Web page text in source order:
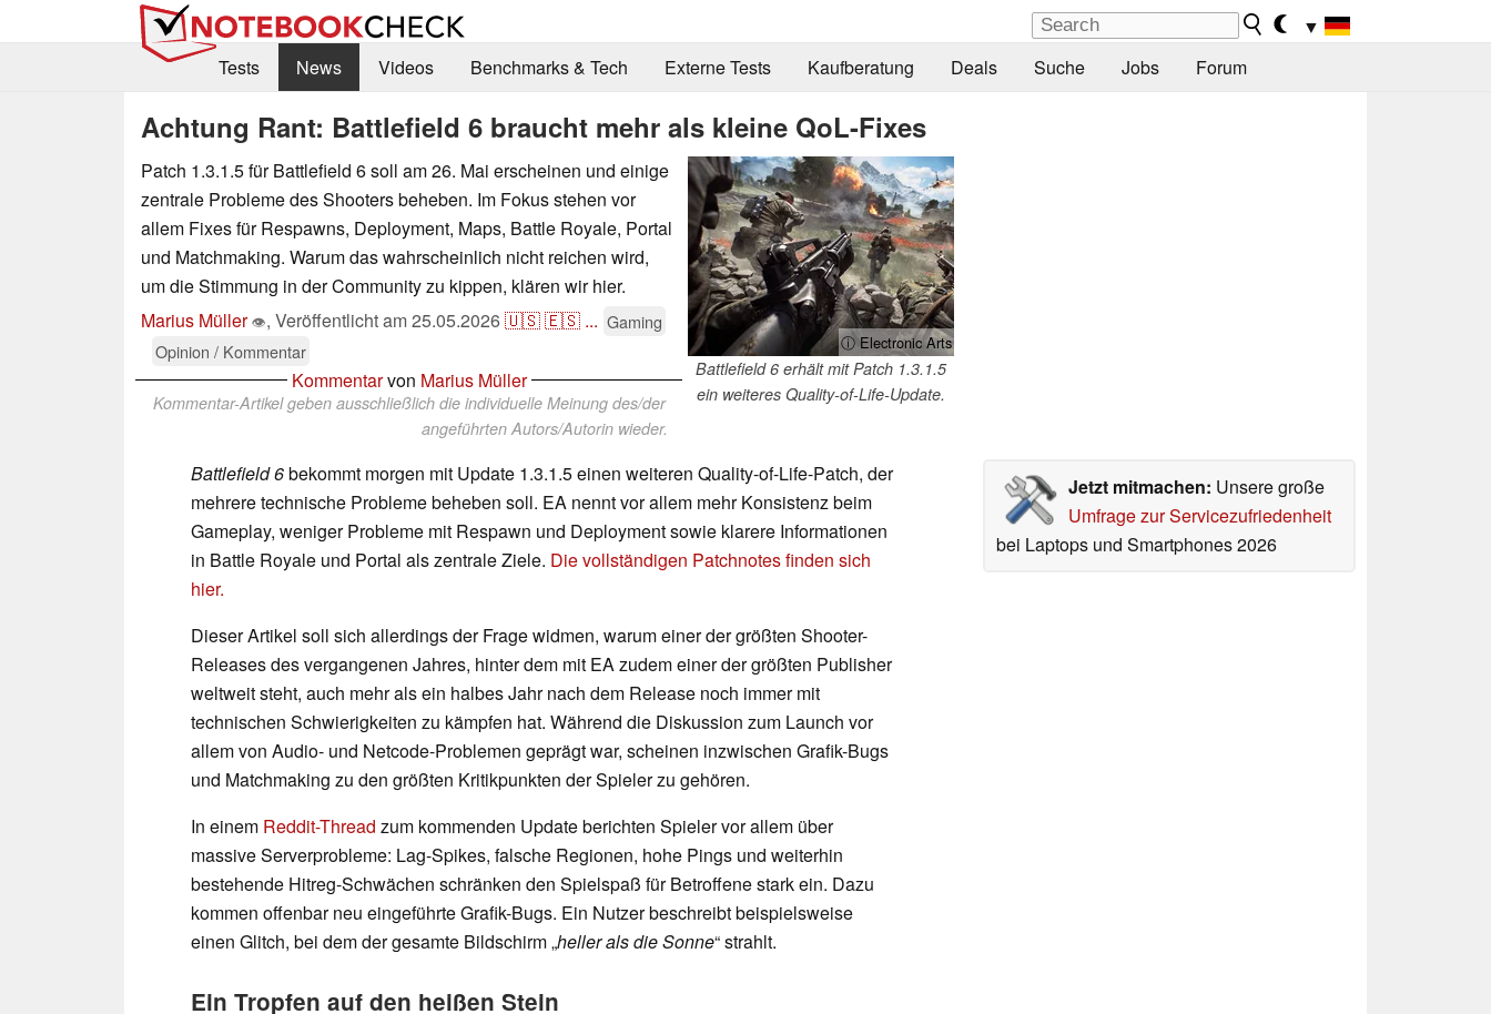
▼
Tests
News Videos Benchmarks & Tech Externe Tests Kaufberatung Deals Suche Jobs Forum
Achtung Rant: Battlefield 6 braucht mehr als kleine QoL-Fixes
ⓘ Electronic Arts
Battlefield 6 erhält mit Patch 1.3.1.5
ein weiteres Quality-of-Life-Update.
Patch 1.3.1.5 für Battlefield 6 soll am 26. Mai erscheinen und einige
zentrale Probleme des Shooters beheben. Im Fokus stehen vor
allem Fixes für Respawns, Deployment, Maps, Battle Royale, Portal
und Matchmaking. Warum das wahrscheinlich nicht reichen wird,
um die Stimmung in der Community zu kippen, klären wir hier.
Marius Müller 👁, Veröffentlicht am25.05.2026🇺🇸🇪🇸 ... Gaming
Opinion / Kommentar
Kommentarvon Marius Müller
Kommentar-Artikel geben ausschließlich die individuelle Meinung des/der
angeführten Autors/Autorin wieder.
Jetzt mitmachen: Unsere große
Umfrage zur Servicezufriedenheit
bei Laptops und Smartphones 2026
Battlefield 6bekommt morgen mit Update 1.3.1.5 einen weiteren Quality-of-Life-Patch, der
mehrere technische Probleme beheben soll. EA nennt vor allem mehr Konsistenz beim
Gameplay, weniger Probleme mit Respawn und Deployment sowie klarere Informationen
in Battle Royale und Portal als zentrale Ziele. Die vollständigen Patchnotes finden sich
hier.
Dieser Artikel soll sich allerdings der Frage widmen, warum einer der größten Shooter-
Releases des vergangenen Jahres, hinter dem mit EA zudem einer der größten Publisher
weltweit steht, auch mehr als ein halbes Jahr nach dem Release noch immer mit
technischen Schwierigkeiten zu kämpfen hat. Während die Diskussion zum Launch vor
allem von Audio- und Netcode-Problemen geprägt war, scheinen inzwischen Grafik-Bugs
und Matchmaking zu den größten Kritikpunkten der Spieler zu gehören.
In einem Reddit-Thread zum kommenden Update berichten Spieler vor allem über
massive Serverprobleme: Lag-Spikes, falsche Regionen, hohe Pings und weiterhin
bestehende Hitreg-Schwächen schränken den Spielspaß für Betroffene stark ein. Dazu
kommen offenbar neu eingeführte Grafik-Bugs. Ein Nutzer beschreibt beispielsweise
einen Glitch, bei dem der gesamte Bildschirm „heller als die Sonne“ strahlt.
Ein Tropfen auf den heißen Stein